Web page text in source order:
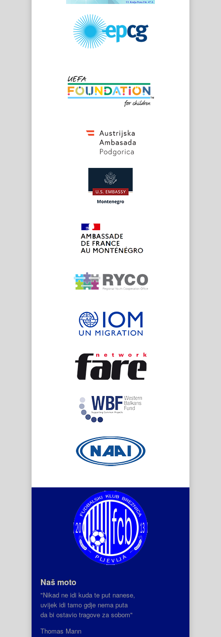
Naš moto
"Nikad ne idi kuda te put nanese,
uvijek idi tamo gdje nema puta
da bi ostavio tragove za sobom"
Thomas Mann